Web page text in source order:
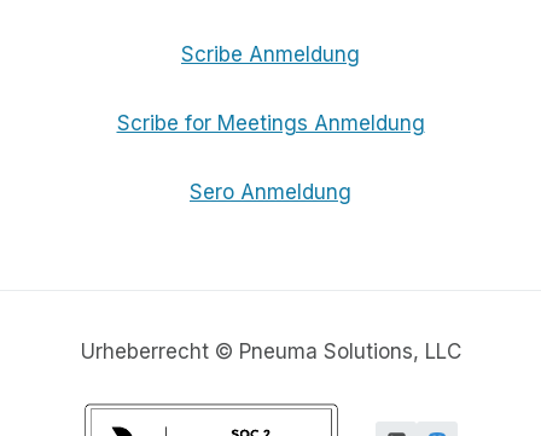
Scribe Anmeldung
Scribe for Meetings Anmeldung
Sero Anmeldung
Urheberrecht © Pneuma Solutions, LLC